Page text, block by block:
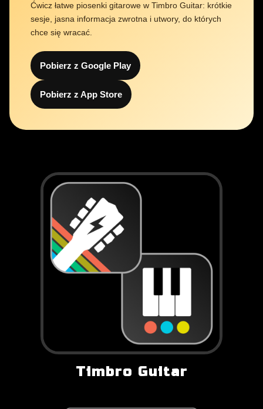
Ćwicz łatwe piosenki gitarowe w Timbro Guitar: krótkie
sesje, jasna informacja zwrotna i utwory, do których
chce się wracać.
Pobierz z Google Play
Pobierz z App Store
Timbro Guitar